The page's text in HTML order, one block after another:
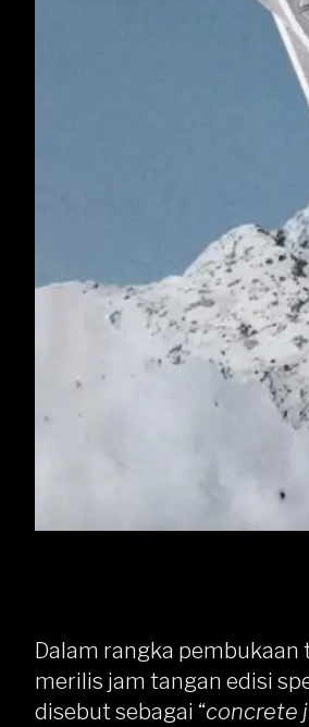
Dalam rangka pembukaan
merilis jam tangan edisi
disebut sebagai “concrete